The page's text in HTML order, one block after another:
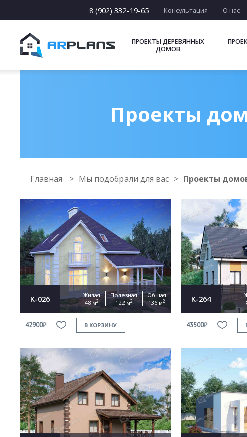
8 (902) 332-19-65 Консультация О нас
ПРОЕКТЫ ДЕРЕВЯННЫХ
ДОМОВ
Проекты
Главная Мы подобрали для вас Проекты
К-026
Жилая
48 м2
Полезная
122 м2
Общая
136 м2
42900₽ В КОРЗИНУ
К-264
43500₽